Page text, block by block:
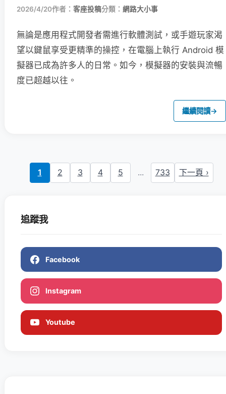
2026/4/20作者： 客座投稿分類： 網路大小事
無論是應用程式開發者需進行軟體測試，或手遊玩家渴
望以鍵鼠享受更精準的操控，在電腦上執行 Android 模
擬器已成為許多人的日常。如今，模擬器的安裝與流暢
度已超越以往。
繼續閱讀→
1 2 3 4 5 ... 733 下一頁 ›
追蹤我
Facebook
Instagram
Youtube